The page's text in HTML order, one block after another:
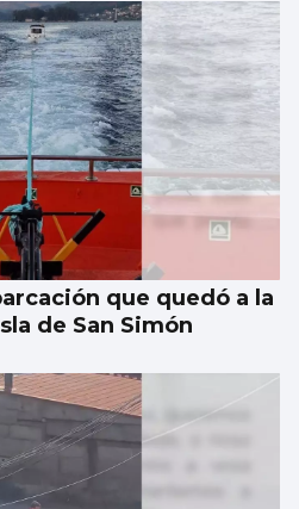
año 2025 con un
2.686 millones
que quedó a la
de San Simón